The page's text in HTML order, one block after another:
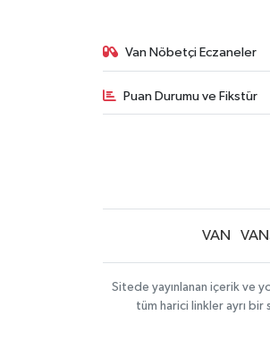
Van Nöbetçi Eczaneler
Puan Durumu ve Fikstür
VAN
Sitede yayınlanan içerik ve
tüm harici linkler ayrı bir